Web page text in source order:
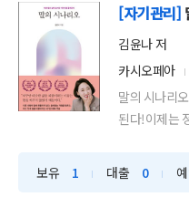
[자기관리]
김윤나 저
카시오페아
말의 시나리
된다!이제는
보유
1 대출 0